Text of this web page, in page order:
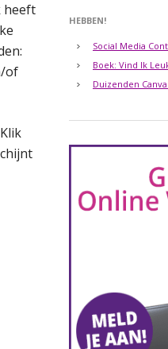
heeft
of
HEBBEN!
Social Media
Boek: Vind Ik
Duizenden